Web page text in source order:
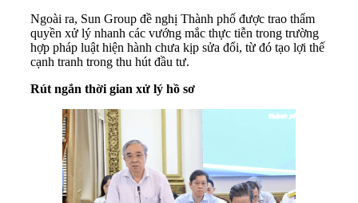
Ngoài ra, Sun Group đề nghị Thành phố được trao thẩm
quyền xử lý nhanh các vướng mắc thực tiễn trong trường
hợp pháp luật hiện hành chưa kịp sửa đổi, từ đó tạo lợi thế
cạnh tranh trong thu hút đầu tư.
Rút ngắn thời gian xử lý hồ sơ